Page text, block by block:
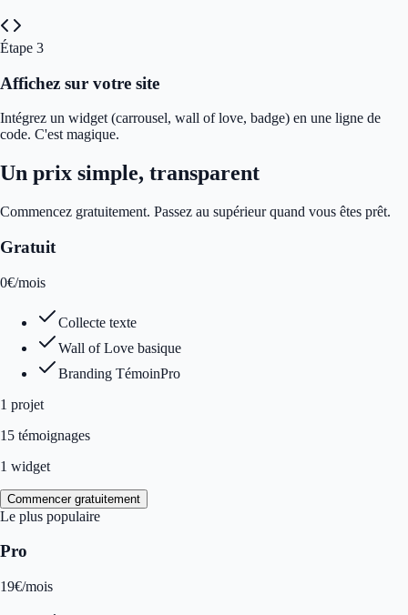
Étape 3
Affichez sur votre site
Intégrez un widget (carrousel, wall of love, badge) en une ligne de
code. C'est magique.
Un prix simple, transparent
Commencez gratuitement. Passez au supérieur quand vous êtes prêt.
Gratuit
0€/mois
Collecte texte
Wall of Love basique
Branding TémoinPro
1 projet
15 témoignages
1 widget
Commencer gratuitement
Le plus populaire
Pro
19€/mois